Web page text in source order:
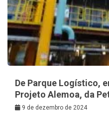
De Parque Logístico,
Projeto Alemoa, da
9 de dezembro de 2024